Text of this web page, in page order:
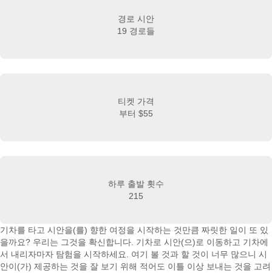
경로 시안
19 경로들
티켓 가격
부터 $55
하루 출발 횟수
215
기차를 타고 시안을(를) 향한 여정을 시작하는 것만큼 짜릿한 일이 또 있
을까요? 우리는 그것을 확신합니다. 기차로 시안(으)로 이동하고 기차에
서 내리자마자 탐험을 시작하세요. 여기 볼 것과 할 것이 너무 많으니 시
안이(가) 제공하는 것을 잘 보기 위해 적어도 이틀 이상 보내는 것을 고려